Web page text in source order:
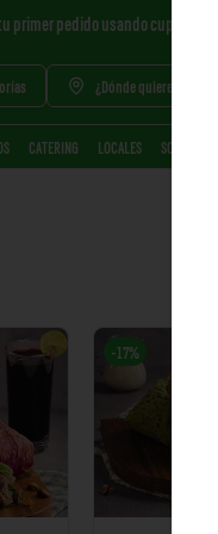
primer pedido usando cupón
¿Dónde quieres pedir?
CATERING LOCALES SOBRE
-17%